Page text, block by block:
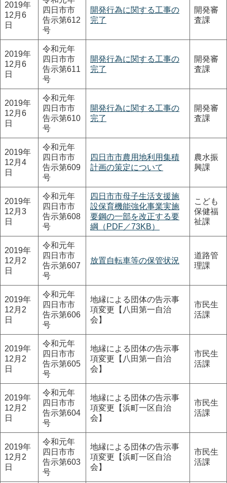
2019年
12月6
日
四日市市
告示第612
号
開発行為に関する工事の
完了
開発審
査課
2019年
12月6
日
令和元年
四日市市
告示第611
号
開発行為に関する工事の
完了
開発審
査課
2019年
12月6
日
令和元年
四日市市
告示第610
号
開発行為に関する工事の
完了
開発審
査課
2019年
12月4
日
令和元年
四日市市
告示第609
号
四日市市農用地利用集積
計画の策定について
農水振
興課
2019年
12月3
日
令和元年
四日市市
告示第608
号
四日市市母子生活支援施
設保育機能強化事業実施
要鋼の一部を改正する要
綱（PDF／73KB）
こども
保健福
祉課
2019年
12月2
日
令和元年
四日市市
告示第607
号
放置自転車等の保管状況
道路管
理課
2019年
12月2
日
令和元年
四日市市
告示第606
号
地縁による団体の告示事
項変更【八田第一自治
会】
市民生
活課
2019年
12月2
日
令和元年
四日市市
告示第605
号
地縁による団体の告示事
項変更【八田第一自治
会】
市民生
活課
2019年
12月2
日
令和元年
四日市市
告示第604
号
地縁による団体の告示事
項変更【浜町一区自治
会】
市民生
活課
2019年
12月2
日
令和元年
四日市市
告示第603
号
地縁による団体の告示事
項変更【浜町一区自治
会】
市民生
活課